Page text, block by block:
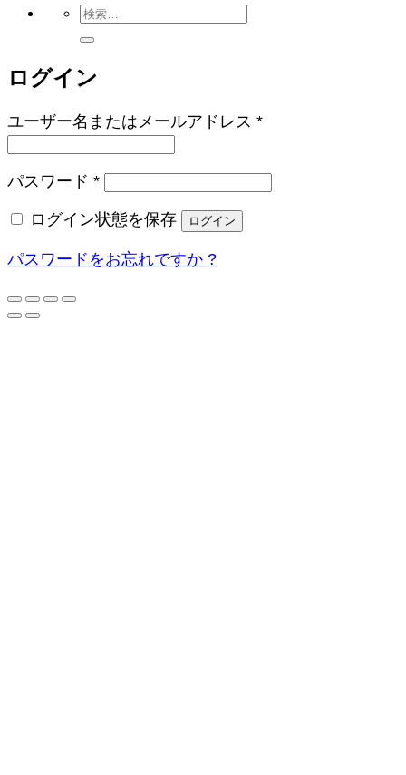
検
索
象:
ログイン
ユーザー名またはメールアドレス *必
パスワード *必
ログイン状態を保存
ログイン
パスワードをお忘れですか ?